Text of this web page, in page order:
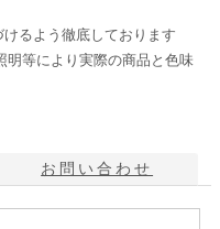
るよう徹底しております
明等により実際の商品と色味
お問い合わせ